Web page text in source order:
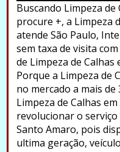
Buscando Limpeza de
procure +, a Limpeza
atende São Paulo,
sem taxa de visita
de Limpeza de Calhas
Porque a Limpeza de
no mercado a mais de
Limpeza de Calhas
revolucionar o serviço
Santo Amaro, pois
ultima geração,